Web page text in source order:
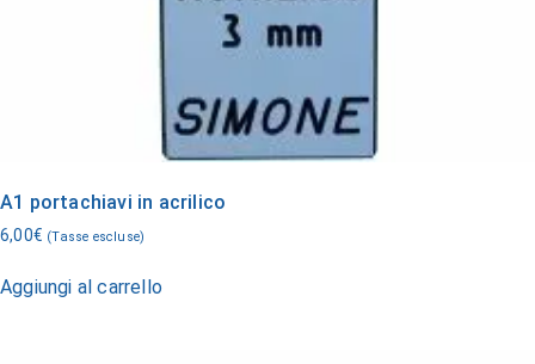
A1 portachiavi in acrilico
6,00€ (Tasse escluse)
Aggiungi al carrello